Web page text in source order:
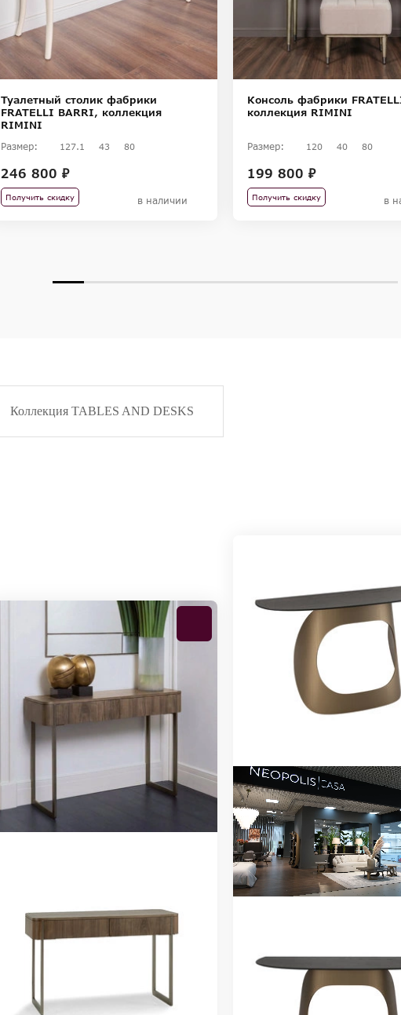
Туалетный столик фабрики
FRATELLI BARRI, коллекция
RIMINI
Размер: 127.1 43 80
246 800 ₽
Получить скидку в наличии
Консоль фабрики
коллекция RIMINI
Размер: 120 40 80
199 800 ₽
Получить скидку в
Коллекция TABLES AND DESKS